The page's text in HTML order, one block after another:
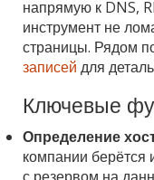
напрямую к DNS,
инструмент не
страницы. Рядом
записей для
Ключевые
Определение
компании берётся